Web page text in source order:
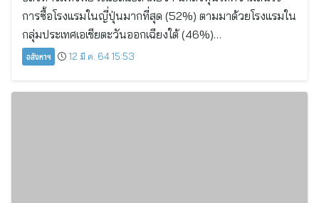
การซื้อโรงแรมในญี่ปุ่นมากที่สุด (52%) ตามมาด้วยโรงแรมใน
กลุ่มประเทศเอเชียตะวันออกเฉียงใต้ (46%)…
อสังหาฯ 12 มี.ค. 64 15:53